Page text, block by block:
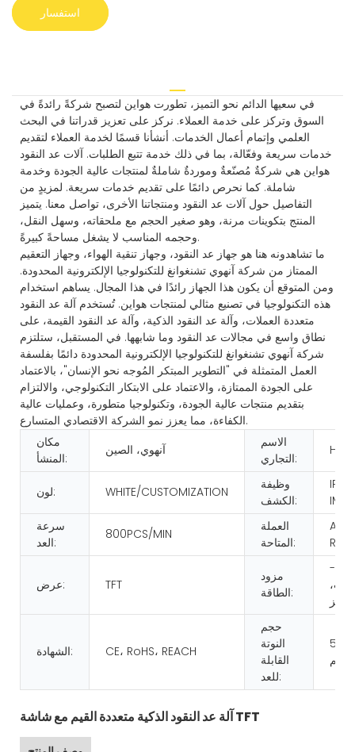
استفسار
في سعيها الدائم نحو التميز، تطورت هواين لتصبح شركةً رائدةً في
السوق وتركز على خدمة العملاء. نركز على تعزيز قدراتنا في البحث
العلمي وإتمام أعمال الخدمات. أنشأنا قسمًا لخدمة العملاء لتقديم
خدمات سريعة وفعّالة، بما في ذلك خدمة تتبع الطلبات. آلات عد النقود
هواين هي شركةٌ مُصنّعةٌ وموردةٌ شاملةٌ لمنتجات عالية الجودة وخدمة
شاملة. كما نحرص دائمًا على تقديم خدمات سريعة. لمزيدٍ من
التفاصيل حول آلات عد النقود ومنتجاتنا الأخرى، تواصل معنا. يتميز
المنتج بتكوينات مرنة، وهو صغير الحجم مع ملحقاته، وسهل النقل،
وحجمه المناسب لا يشغل مساحةً كبيرةً.
ما تشاهدونه هنا هو جهاز عد النقود، وجهاز تنقية الهواء، وجهاز التعقيم
الممتاز من شركة آنهوي تشنغوانغ للتكنولوجيا الإلكترونية المحدودة.
ومن المتوقع أن يكون هذا الجهاز رائدًا في هذا المجال. يساهم استخدام
هذه التكنولوجيا في تصنيع مثالي لمنتجات هواين. تُستخدم آلة عد النقود
متعددة العملات، وآلة عد النقود الذكية، وآلة عد النقود القيمة، على
نطاق واسع في مجالات عد النقود وما شابهها. في المستقبل، ستلتزم
شركة آنهوي تشنغوانغ للتكنولوجيا الإلكترونية المحدودة دائمًا بفلسفة
العمل المتمثلة في "التطوير المبتكر المُوجه نحو الإنسان"، بالاعتماد
على الجودة الممتازة، والاعتماد على الابتكار التكنولوجي، والالتزام
بتقديم منتجات عالية الجودة، وتكنولوجيا متطورة، وعمليات عالية
الكفاءة، مما يعزز نمو الشركة الاقتصادي المتسارع.
مكان
المنشأ:
آنهوي، الصين
الاسم
التجاري:
لون: WHITE/CUSTOMIZATION
وظيفة
الكشف:
IR/
سرعة
العد:
800PCS/MIN
العملة
المتاحة:
AS
عرض: TFT
مزود
الطاقة:
تيار متردد 100-
فولت،
الشهادة: CE، RoHS، REACH
حجم
النوتة
القابلة
للعد:
آلة عد النقود الذكية متعددة القيم مع شاشة TFT